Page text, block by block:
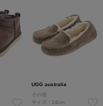
UGG australia
その他
サイズ：24cm